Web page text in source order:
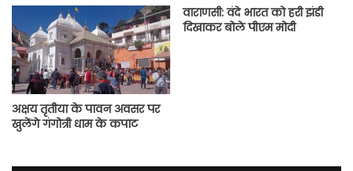
अक्षय तृतीया के पावन अवसर पर
खुलेंगे गंगोत्री धाम के कपाट
वाराणसी: वंदे भारत को हरी झंडी
दिखाकर बोले पीएम मोदी